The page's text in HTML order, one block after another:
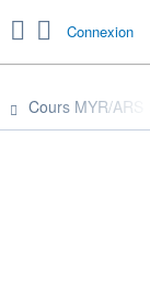
Connexion
Cours MYR/ARS